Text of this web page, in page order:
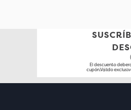
El descuento
cupón.Válido